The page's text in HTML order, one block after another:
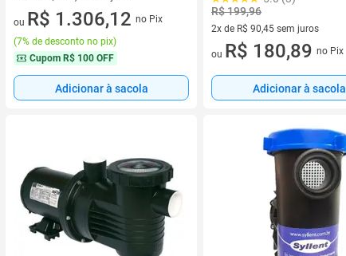
12 vez de R$ 117,04 sem juros
ou R$ 1.306,12 no Pix
(7% de desconto no pix)
Cupom R$ 100 OFF
Adicionar à sacola
Durabilidade
R$ 199,96
2x de R$ 90,45 sem juros
2 vez de R$ 90,45 sem juros
ou R$ 180,89 no Pix
Adicionar à sacola